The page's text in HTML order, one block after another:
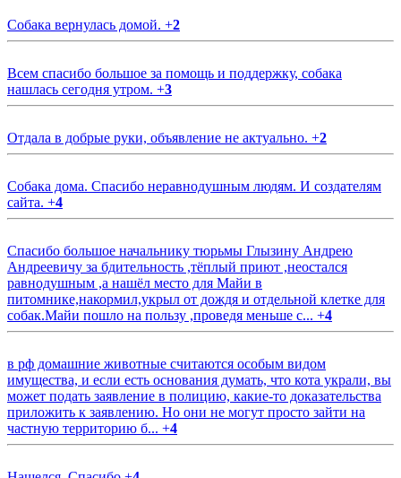
Собака вернулась домой. +2
Всем спасибо большое за помощь и поддержку, собака
нашлась сегодня утром. +3
Отдала в добрые руки, объявление не актуально. +2
Собака дома. Спасибо неравнодушным людям. И создателям
сайта. +4
Спасибо большое начальнику тюрьмы Глызину Андрею
Андреевичу за бдительность ,тёплый приют ,неостался
равнодушным ,а нашёл место для Майи в
питомнике,накормил,укрыл от дождя и отдельной клетке для
собак.Майи пошло на пользу ,проведя меньше с... +4
в рф домашние животные считаются особым видом
имущества, и если есть основания думать, что кота украли, вы
может подать заявление в полицию, какие-то доказательства
приложить к заявлению. Но они не могут просто зайти на
частную территорию б... +4